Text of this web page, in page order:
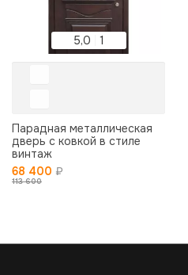
5,0 1
Парадная металлическая
дверь с ковкой в стиле
винтаж
68 400 ₽
113 600